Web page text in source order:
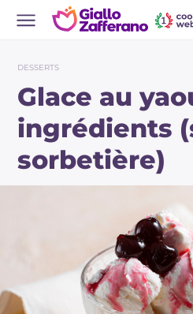
DESSERTS
Glace au
ingrédients
sorbetière)